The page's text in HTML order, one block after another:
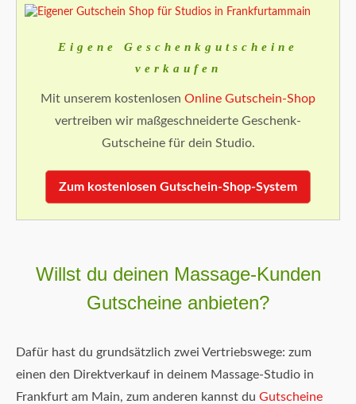
Eigene Geschenkgutscheine
verkaufen
Mit unserem kostenlosen Online Gutschein-Shop
vertreiben wir maßgeschneiderte Geschenk-
Gutscheine für dein Studio.
Zum kostenlosen Gutschein-Shop-System
Willst du deinen Massage-Kunden
Gutscheine anbieten?
Dafür hast du grundsätzlich zwei Vertriebswege: zum
einen den Direktverkauf in deinem Massage-Studio in
Frankfurt am Main, zum anderen kannst du Gutscheine